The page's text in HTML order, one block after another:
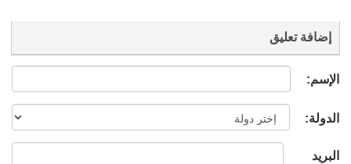
إضافة تعليق
الإسم:
الدولة:
البريد